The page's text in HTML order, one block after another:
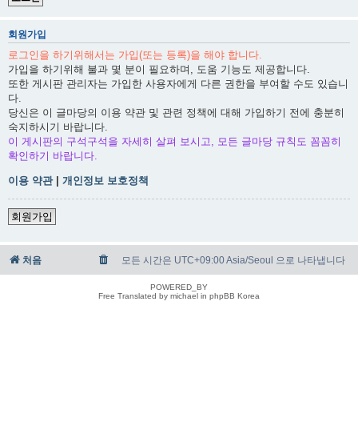
회원가입
로그인을 하기위해서는 가입(또는 등록)을 해야 합니다.
가입을 하기위해 불과 몇 분이 필요하며, 도움 기능도 제공합니다.
또한 게시판 관리자는 가입한 사용자에게 다른 권한을 부여할 수도 있습니
다.
당신은 이 글마당의 이용 약관 및 관련 정책에 대해 가입하기 전에 충분히
숙지하시기 바랍니다.
이 게시판의 구석구석을 자세히 살펴 보시고, 모든 글마당 규칙도 꼼꼼히
확인하기 바랍니다.
이용 약관| 개인정보 보호정책
회원가입
처음 모든 시간은 UTC+09:00 Asia/Seoul 으로 나타냅니다
POWERED_BY
Free Translated by michael in phpBB Korea